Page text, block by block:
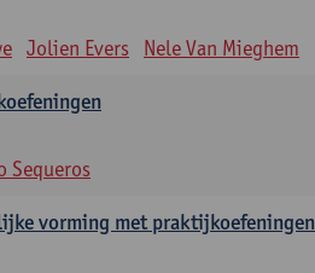
Jolien Evers Nele Van Mieghem
Sequeros
vorming met praktijkoefeningen